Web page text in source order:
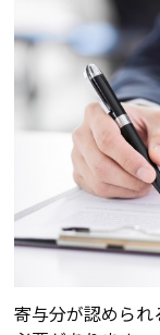
寄与分が認めら